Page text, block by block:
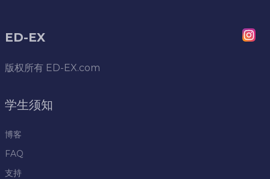
ED-EX
版权所有 ED-EX.com
学生须知
博客
FAQ
支持